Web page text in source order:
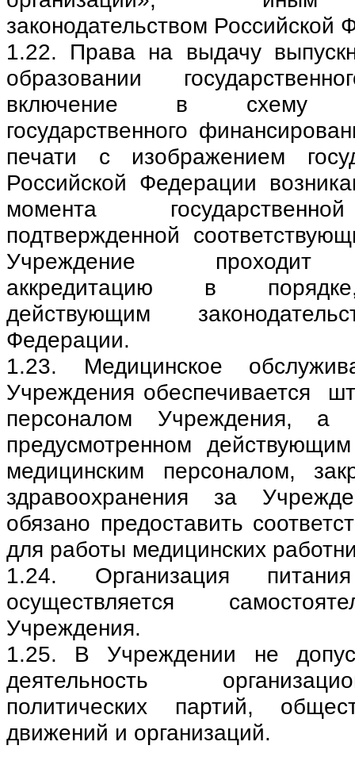
законодательством Российской
1.22. Права на выдачу
образовании
включение в схему
государственного
печати с изображением
Российской Федерации
момента
подтвержденной
Учреждение проходит
аккредитацию в
действующим
Федерации.
1.23. Медицинское
Учреждения обеспечивается
персоналом Учреждения, а
предусмотренном действующим
медицинским персоналом,
здравоохранения за
обязано предоставить
для работы медицинских
1.24. Организация
осуществляется
Учреждения.
1.25. В Учреждении не
деятельность
политических партий,
движений и организаций.